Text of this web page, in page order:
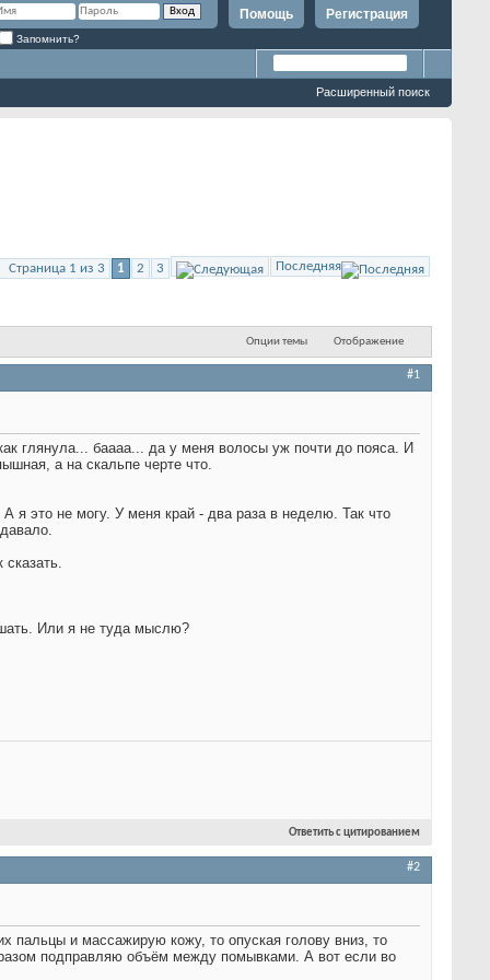
Регистрация
Помощь
Запомнить?
Расширенный поиск
Страница 1 из 3 1 2 3 Последняя
Опции темы Отображение
#1
глянула... баааа... да у меня волосы уж почти до пояса. И
а на скальпе черте что.
я это не могу. У меня край - два раза в неделю. Так что
Или я не туда мыслю?
Ответить с цитированием
#2
пальцы и массажирую кожу, то опуская голову вниз, то
подправляю объём между помывками. А вот если во